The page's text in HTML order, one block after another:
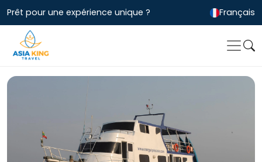
Prêt pour une expérience unique ? Français